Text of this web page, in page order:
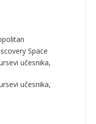
Space
učesnika,
učesnika,